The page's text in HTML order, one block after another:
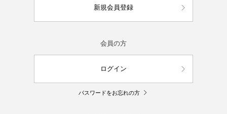
新規会員登録
会員の方
ログイン
パスワードをお忘れの方